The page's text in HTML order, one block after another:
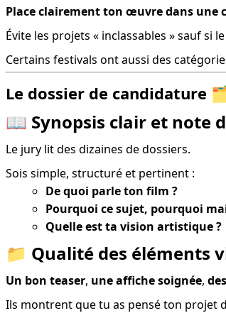
Place clairement ton œuvre dans une
Évite les projets « inclassables » sauf si
Certains festivals ont aussi des
Le dossier de candidature
📖 Synopsis clair et note
Le jury lit des dizaines de dossiers.
Sois simple, structuré et pertinent :
De quoi parle ton film ?
Pourquoi ce sujet, pourquoi
Quelle est ta vision artistique ?
📁 Qualité des éléments
Un bon teaser, une affiche soignée,
Ils montrent que tu as pensé ton projet